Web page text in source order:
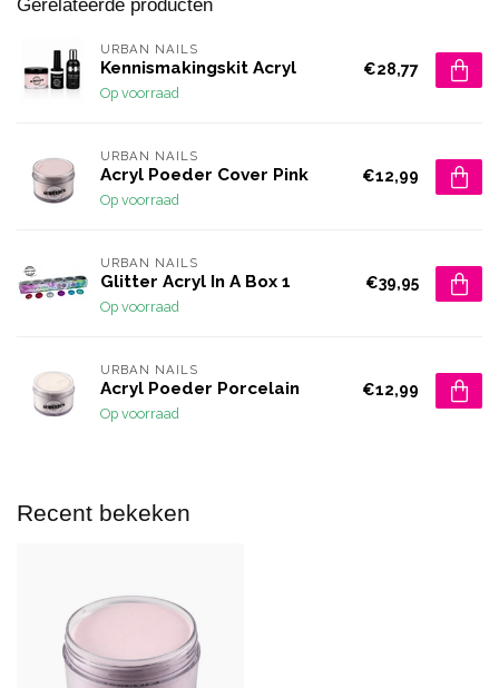
Gerelateerde producten
URBAN NAILS
Kennismakingskit Acryl
Op voorraad
€28,77
URBAN NAILS
Acryl Poeder Cover Pink
Op voorraad
€12,99
URBAN NAILS
Glitter Acryl In A Box 1
Op voorraad
€39,95
URBAN NAILS
Acryl Poeder Porcelain
Op voorraad
€12,99
Recent bekeken